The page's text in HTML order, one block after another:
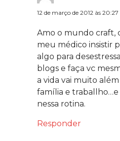
12 de março de 2012 às 20:27
Amo o mundo craft,
meu médico insistir
algo para
blogs e faça vc
a vida vai muito
família e
nessa rotina.
Responder